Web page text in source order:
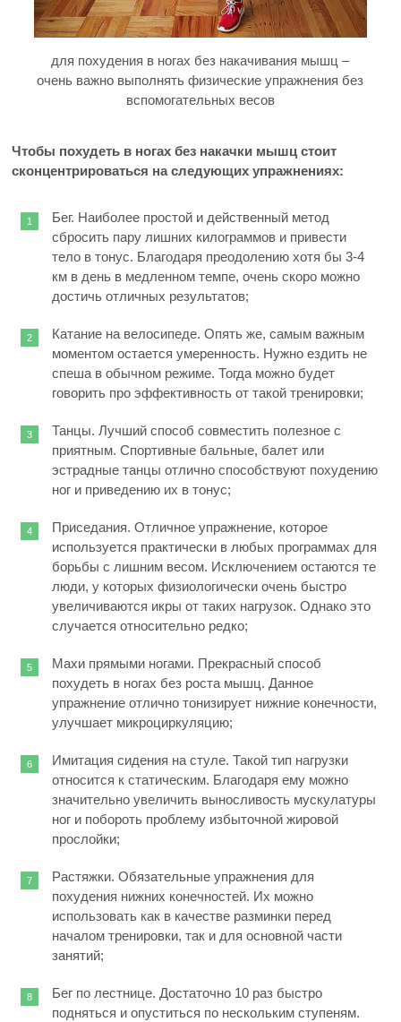
для похудения в ногах без накачивания мышц –
очень важно выполнять физические упражнения без
вспомогательных весов
Чтобы похудеть в ногах без накачки мышц стоит
сконцентрироваться на следующих упражнениях:
Бег. Наиболее простой и действенный метод
сбросить пару лишних килограммов и привести
тело в тонус. Благодаря преодолению хотя бы 3-4
км в день в медленном темпе, очень скоро можно
достичь отличных результатов;
Катание на велосипеде. Опять же, самым важным
моментом остается умеренность. Нужно ездить не
спеша в обычном режиме. Тогда можно будет
говорить про эффективность от такой тренировки;
Танцы. Лучший способ совместить полезное с
приятным. Спортивные бальные, балет или
эстрадные танцы отлично способствуют похудению
ног и приведению их в тонус;
Приседания. Отличное упражнение, которое
используется практически в любых программах для
борьбы с лишним весом. Исключением остаются те
люди, у которых физиологически очень быстро
увеличиваются икры от таких нагрузок. Однако это
случается относительно редко;
Махи прямыми ногами. Прекрасный способ
похудеть в ногах без роста мышц. Данное
упражнение отлично тонизирует нижние конечности,
улучшает микроциркуляцию;
Имитация сидения на стуле. Такой тип нагрузки
относится к статическим. Благодаря ему можно
значительно увеличить выносливость мускулатуры
ног и побороть проблему избыточной жировой
прослойки;
Растяжки. Обязательные упражнения для
похудения нижних конечностей. Их можно
использовать как в качестве разминки перед
началом тренировки, так и для основной части
занятий;
Бег по лестнице. Достаточно 10 раз быстро
подняться и опуститься по нескольким ступеням.